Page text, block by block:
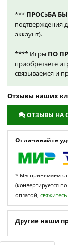
*** ПРОСЬБА
подтверждения
аккаунт).
**** Игры ПО
приобретаете
связываемся и
Отзывы наших
ОТЗЫВЫ НА
Оплачивайте
* Мы принимаем
(конвертируется
оплатой,
Другие наши